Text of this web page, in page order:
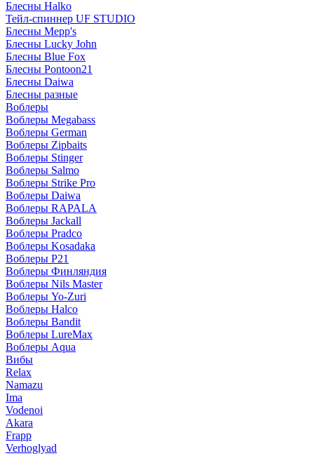
Блесны Halko
Тейл-спиннер UF STUDIO
Блесны Mepp's
Блесны Lucky John
Блесны Blue Fox
Блесны Pontoon21
Блесны Daiwa
Блесны разные
Воблеры
Воблеры Megabass
Воблеры German
Воблеры Zipbaits
Воблеры Stinger
Воблеры Salmo
Воблеры Strike Pro
Воблеры Daiwa
Воблеры RAPALA
Воблеры Jackall
Воблеры Pradco
Воблеры Kosadaka
Воблеры P21
Воблеры Финляндия
Воблеры Nils Master
Воблеры Yo-Zuri
Воблеры Halco
Воблеры Bandit
Воблеры LureMax
Воблеры Aqua
Вибы
Relax
Namazu
Ima
Vodenoi
Akara
Frapp
Verhoglyad